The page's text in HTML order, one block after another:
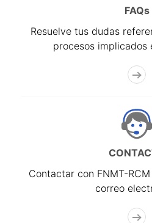
FAQs
Resuelve tus dudas
procesos implicados
Contactar con FNMT-
correo